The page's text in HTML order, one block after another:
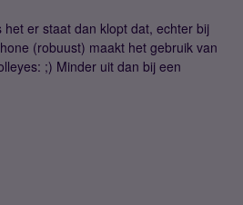
er staat dan klopt dat, echter bij
(robuust) maakt het gebruik van
;) Minder uit dan bij een